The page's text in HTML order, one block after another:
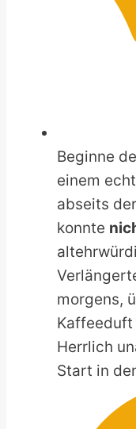
Beginne
einem
abseits
konnte
morgens,
Kaffeeduft
Herrlich
Start in